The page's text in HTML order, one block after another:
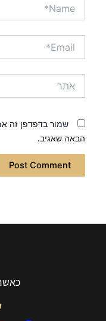
שמור בדפדפן זה
הבאה שאגיב.
כאשר